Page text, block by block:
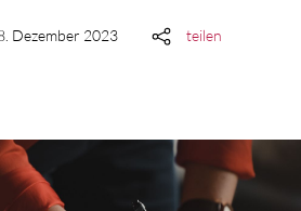
Dezember 2023
teilen